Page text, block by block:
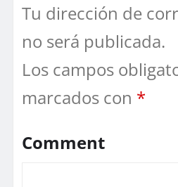
Tu dirección de
no será publicada.
Los campos
marcados con *
Comment